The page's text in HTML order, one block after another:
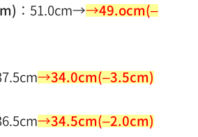
：51.0cm→→49.ocm(–
→34.0cm(–3.5cm)
→34.5cm(–2.0cm)